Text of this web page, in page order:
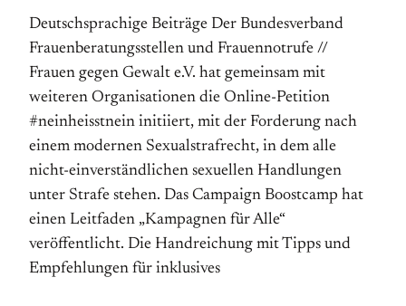
Deutschsprachige Beiträge Der Bundesverband
Frauenberatungsstellen und Frauennotrufe //
Frauen gegen Gewalt e.V. hat gemeinsam mit
weiteren Organisationen die Online-Petition
#neinheisstnein initiiert, mit der Forderung nach
einem modernen Sexualstrafrecht, in dem alle
nicht-einverständlichen sexuellen Handlungen
unter Strafe stehen. Das Campaign Boostcamp hat
einen Leitfaden „Kampagnen für Alle“
veröffentlicht. Die Handreichung mit Tipps und
Empfehlungen für inklusives